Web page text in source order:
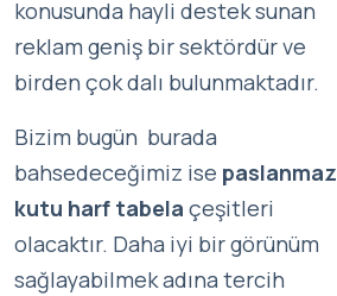
konusunda hayli destek sunan
reklam geniş bir sektördür ve
birden çok dalı bulunmaktadır.
Bizim bugün burada
bahsedeceğimiz ise paslanmaz
kutu harf tabela çeşitleri
olacaktır. Daha iyi bir görünüm
sağlayabilmek adına tercih